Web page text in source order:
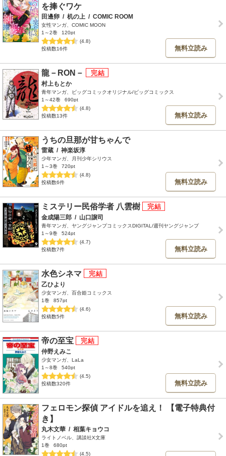
を捧ぐワケ
田邊卵 / 机の上 / COMIC ROOM
女性マンガ、COMIC MOON
1～2巻
120pt
(4.8)
投稿数16件
無料立読み
龍－RON－
村上もとか
青年マンガ、ビッグコミックオリジナル/ビッグコミックス
1～42巻
690pt
(4.8)
投稿数13件
無料立読み
うちの旦那が甘ちゃんで
雷蔵 / 神楽坂淳
少年マンガ、月刊少年シリウス
1～3巻
720pt
(4.8)
投稿数6件
無料立読み
ミステリー民俗学者 八雲樹
金成陽三郎 / 山口譲司
青年マンガ、ヤングジャンプコミックスDIGITAL/週刊ヤングジャンプ
1～9巻
524pt
(4.7)
投稿数7件
無料立読み
水色シネマ
乙ひより
少女マンガ、百合姫コミックス
1巻
857pt
(4.6)
投稿数5件
無料立読み
帝の至宝
仲野えみこ
少女マンガ、LaLa
1～8巻
540pt
(4.5)
投稿数320件
無料立読み
フェロモン探偵 アイドルを追え！ 【電子特典付
き】
丸木文華 / 相葉キョウコ
ライトノベル、講談社X文庫
1巻
680pt
(4.5)